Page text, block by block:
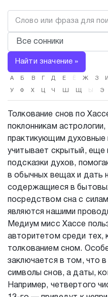
Найти значение »
А Б В Д Е Ё Ж З И
У Ф Х Ц Ч Ш Щ Ы Э
Толкование снов по
поклонникам
практикующим духовные
учитывает скрытый, еще
подсказки духов,
в обычных вещах и дать
содержащиеся в
посредством сна с
являются нашими
Медиум мисс Хассе
авторитетом среди тех,
толкованием сном.
заключается в том, что
символы снов, а даты,
Например, четвертого